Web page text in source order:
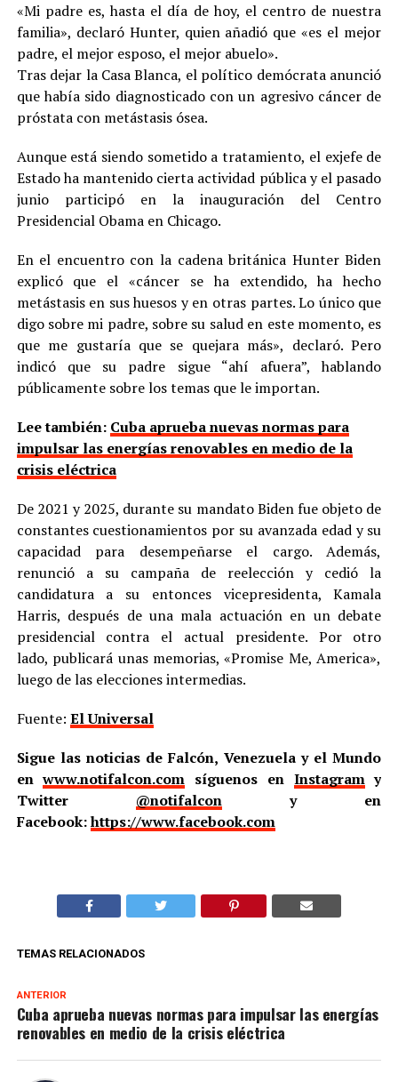
«Mi padre es, hasta el día de hoy, el centro de nuestra
familia», declaró Hunter, quien añadió que «es el mejor
padre, el mejor esposo, el mejor abuelo».
Tras dejar la Casa Blanca, el político demócrata anunció
que había sido diagnosticado con un agresivo cáncer de
próstata con metástasis ósea.
Aunque está siendo sometido a tratamiento, el exjefe de
Estado ha mantenido cierta actividad pública y el pasado
junio participó en la inauguración del Centro
Presidencial Obama en Chicago.
En el encuentro con la cadena británica Hunter Biden
explicó que el «cáncer se ha extendido, ha hecho
metástasis en sus huesos y en otras partes. Lo único que
digo sobre mi padre, sobre su salud en este momento, es
que me gustaría que se quejara más», declaró. Pero
indicó que su padre sigue “ahí afuera”, hablando
públicamente sobre los temas que le importan.
Lee también: Cuba aprueba nuevas normas para
impulsar las energías renovables en medio de la
crisis eléctrica
De 2021 y 2025, durante su mandato Biden fue objeto de
constantes cuestionamientos por su avanzada edad y su
capacidad para desempeñarse el cargo. Además,
renunció a su campaña de reelección y cedió la
candidatura a su entonces vicepresidenta, Kamala
Harris, después de una mala actuación en un debate
presidencial contra el actual presidente. Por otro
lado, publicará unas memorias, «Promise Me, America»,
luego de las elecciones intermedias.
Fuente: El Universal
Sigue las noticias de Falcón, Venezuela y el Mundo
enwww.notifalcon.com síguenos en Instagramy
Twitter @notifalcony en
Facebook:https://www.facebook.com
TEMAS RELACIONADOS
ANTERIOR
Cuba aprueba nuevas normas para impulsar las energías
renovables en medio de la crisis eléctrica